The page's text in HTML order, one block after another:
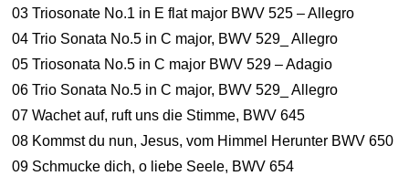
03 Triosonate No.1 in E flat major BWV 525 – Allegro
04 Trio Sonata No.5 in C major, BWV 529_ Allegro
05 Triosonata No.5 in C major BWV 529 – Adagio
06 Trio Sonata No.5 in C major, BWV 529_ Allegro
07 Wachet auf, ruft uns die Stimme, BWV 645
08 Kommst du nun, Jesus, vom Himmel Herunter BWV 650
09 Schmucke dich, o liebe Seele, BWV 654